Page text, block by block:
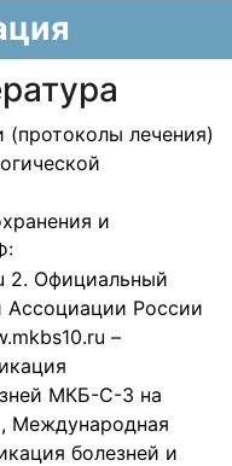
(протоколы лечения)
и
2. Официальный
Ассоциации России
–
МКБ-С-3 на
Международная
болезней и